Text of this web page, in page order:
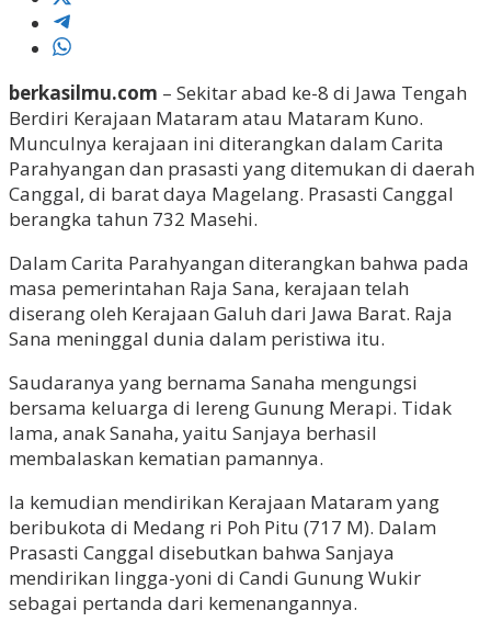
berkasilmu.com – Sekitar abad ke-8 di Jawa Tengah
Berdiri Kerajaan Mataram atau Mataram Kuno.
Munculnya kerajaan ini diterangkan dalam Carita
Parahyangan dan prasasti yang ditemukan di daerah
Canggal, di barat daya Magelang. Prasasti Canggal
berangka tahun 732 Masehi.
Dalam Carita Parahyangan diterangkan bahwa pada
masa pemerintahan Raja Sana, kerajaan telah
diserang oleh Kerajaan Galuh dari Jawa Barat. Raja
Sana meninggal dunia dalam peristiwa itu.
Saudaranya yang bernama Sanaha mengungsi
bersama keluarga di lereng Gunung Merapi. Tidak
lama, anak Sanaha, yaitu Sanjaya berhasil
membalaskan kematian pamannya.
Ia kemudian mendirikan Kerajaan Mataram yang
beribukota di Medang ri Poh Pitu (717 M). Dalam
Prasasti Canggal disebutkan bahwa Sanjaya
mendirikan lingga-yoni di Candi Gunung Wukir
sebagai pertanda dari kemenangannya.